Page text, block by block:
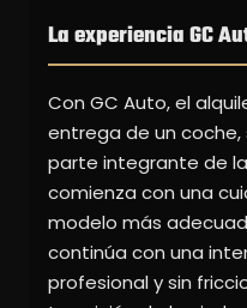
La experiencia GC
Con GC Auto, el
entrega de un
parte integrante de
comienza con una
modelo más
continúa con una
profesional y sin